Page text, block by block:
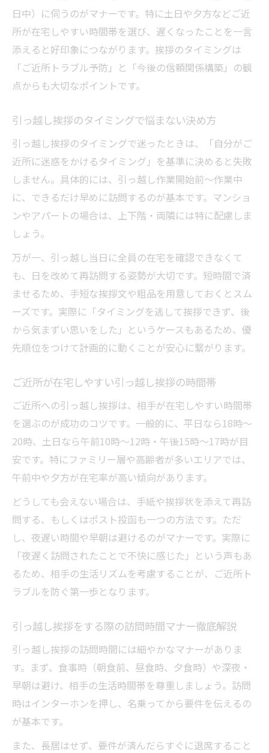
日中）に伺うのがマナーです。特に土日や夕方などご近
所が在宅しやすい時間帯を選び、遅くなったことを一言
添えると好印象につながります。挨拶のタイミングは
「ご近所トラブル予防」と「今後の信頼関係構築」の観
点からも大切なポイントです。
引っ越し挨拶のタイミングで悩まない決め方
引っ越し挨拶のタイミングで迷ったときは、「自分がご
近所に迷惑をかけるタイミング」を基準に決めると失敗
しません。具体的には、引っ越し作業開始前〜作業中
に、できるだけ早めに訪問するのが基本です。マンショ
ンやアパートの場合は、上下階・両隣には特に配慮しま
しょう。
万が一、引っ越し当日に全員の在宅を確認できなくて
も、日を改めて再訪問する姿勢が大切です。短時間で済
ませるため、手短な挨拶文や粗品を用意しておくとスム
ーズです。実際に「タイミングを逃して挨拶できず、後
から気まずい思いをした」というケースもあるため、優
先順位をつけて計画的に動くことが安心に繋がります。
ご近所が在宅しやすい引っ越し挨拶の時間帯
ご近所への引っ越し挨拶は、相手が在宅しやすい時間帯
を選ぶのが成功のコツです。一般的に、平日なら18時〜
20時、土日なら午前10時〜12時・午後15時〜17時が目
安です。特にファミリー層や高齢者が多いエリアでは、
午前中や夕方が在宅率が高い傾向があります。
どうしても会えない場合は、手紙や挨拶状を添えて再訪
問する、もしくはポスト投函も一つの方法です。ただ
し、夜遅い時間や早朝は避けるのがマナーです。実際に
「夜遅く訪問されたことで不快に感じた」という声もあ
るため、相手の生活リズムを考慮することが、ご近所ト
ラブルを防ぐ第一歩となります。
引っ越し挨拶をする際の訪問時間マナー徹底解説
引っ越し挨拶の訪問時間には細やかなマナーがありま
す。まず、食事時（朝食前、昼食時、夕食時）や深夜・
早朝は避け、相手の生活時間帯を尊重しましょう。訪問
時はインターホンを押し、名乗ってから要件を伝えるの
が基本です。
また、長居はせず、要件が済んだらすぐに退席すること